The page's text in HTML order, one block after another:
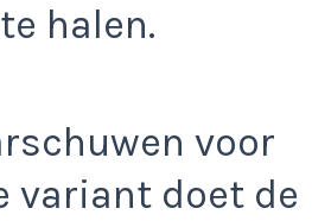
halen.
voor
variant doet de